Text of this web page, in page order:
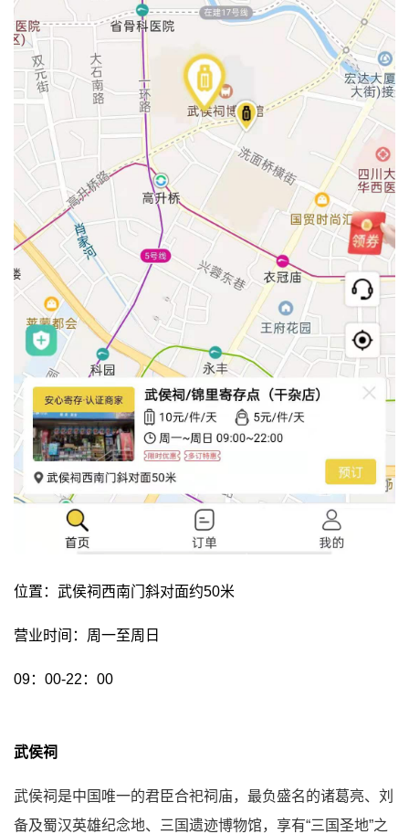
位置：武侯祠西南门斜对面约50米
营业时间：周一至周日
09：00-22：00
武侯祠
武侯祠是中国唯一的君臣合祀祠庙，最负盛名的诸葛亮、刘
备及蜀汉英雄纪念地、三国遗迹博物馆，享有“三国圣地”之